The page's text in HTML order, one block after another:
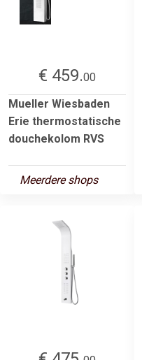
€ 459.00
Mueller Wiesbaden
Erie thermostatische
douchekolom RVS
Meerdere shops